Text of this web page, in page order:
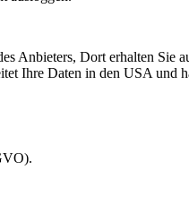
Anbieters, Dort erhalten Sie
Ihre Daten in den USA und